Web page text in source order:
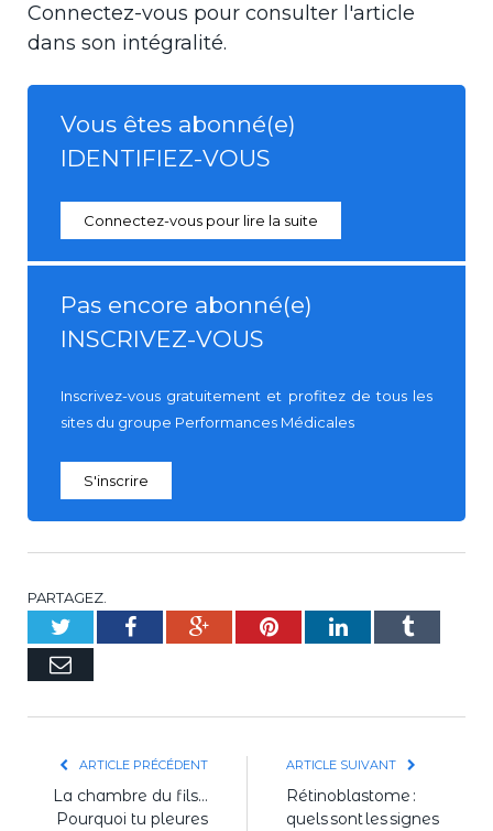
Connectez-vous pour consulter l'article
dans son intégralité.
Vous êtes abonné(e)
IDENTIFIEZ-VOUS
Connectez-vous pour lire la suite
Pas encore abonné(e)
INSCRIVEZ-VOUS
Inscrivez-vous gratuitement et profitez de tous les
sites du groupe Performances Médicales
S'inscrire
PARTAGEZ.
TwitterFacebookGoogle+PinterestLinkedInTumblr
E-
ARTICLE PRÉCÉDENT
La chambre du fils…
Pourquoi tu pleures
ARTICLE SUIVANT
Rétinoblastome :
quels sont les signes